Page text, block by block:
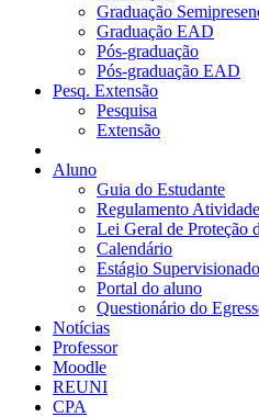
Graduação
Graduação EAD
Pós-graduação
Pós-graduação EAD
Pesq. Extensão
Pesquisa
Extensão
Aluno
Guia do Estudante
Regulamento
Lei Geral de Proteção
Calendário
Estágio Supervisionado
Portal do aluno
Questionário do
Notícias
Professor
Moodle
REUNI
CPA